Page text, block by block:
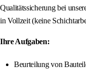
Qualitätssicherung bei
in Vollzeit (keine
Ihre Aufgaben:
Beurteilung von